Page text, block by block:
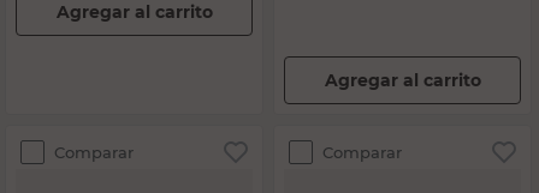
Agregar al carrito
Agregar al carrito
Comparar Comparar